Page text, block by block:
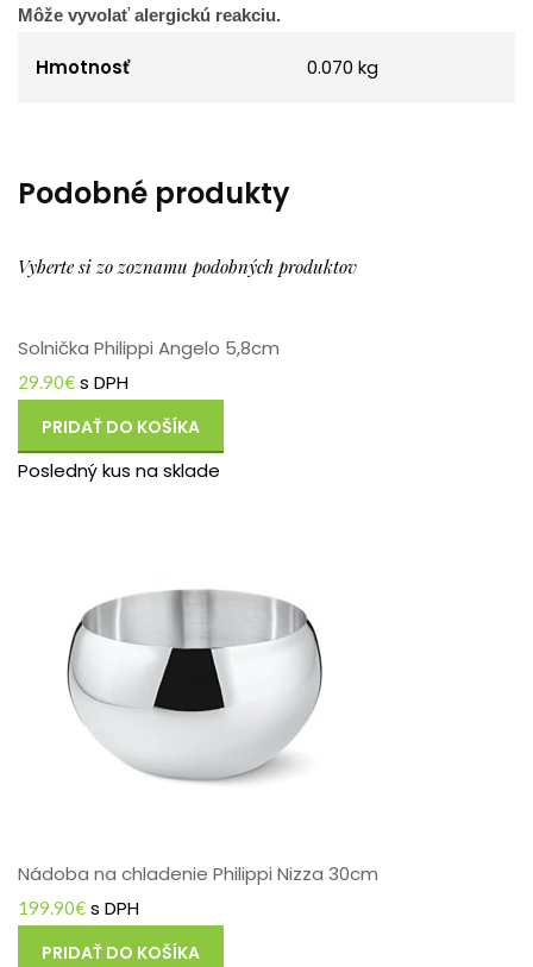
Môže vyvolať alergickú reakciu.
Hmotnosť 0.070 kg
Podobné produkty
Vyberte si zo zoznamu podobných produktov
Solnička Philippi Angelo 5,8cm
29.90€ s DPH
PRIDAŤ DO KOŠÍKA
Posledný kus na sklade
Nádoba na chladenie Philippi Nizza 30cm
199.90€ s DPH
PRIDAŤ DO KOŠÍKA